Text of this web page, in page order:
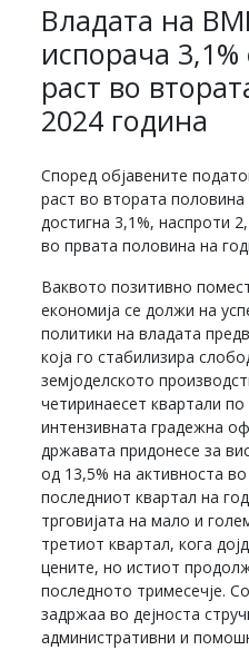
Владата на
испорача
раст во
2024 година
Според објавените
раст во втората половина
достигна 3,1%, наспроти
во првата половина на
Ваквото позитивно
економија се должи на
политики на владата
која го стабилизира
земјоделското
четиринаесет квартали
интензивната градежна
државата придонесе за
од 13,5% на активноста
последниот квартал на
трговијата на мало и
третиот квартал, кога
цените, но истиот
последното тримесечје.
задржаа во дејноста
административни и